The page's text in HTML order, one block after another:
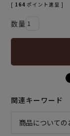
[ 164 ポイント進呈 ]
関連キーワード
商品についての